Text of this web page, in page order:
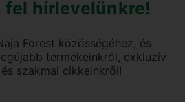
fel hírlevelünkre!
Forest közösségéhez, és
termékeinkről, exkluzív
szakmai cikkeinkről!